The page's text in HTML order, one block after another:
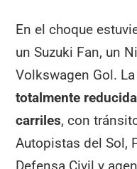
En el choque
un Suzuki Fan, un
Volkswagen Gol.
totalmente
carriles, con
Autopistas del Sol,